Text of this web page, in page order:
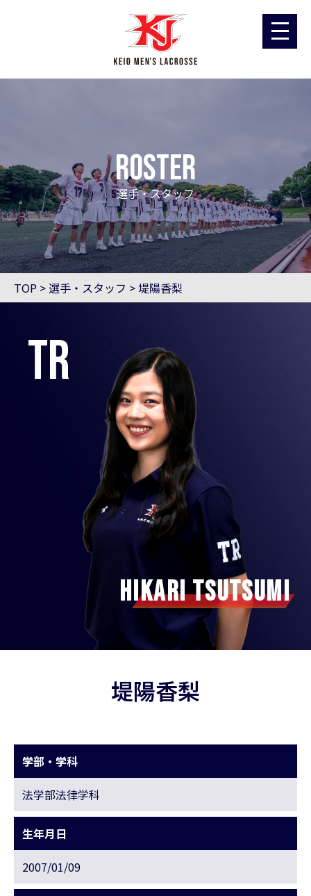
ROSTER
選手・スタッフ
TOP > 選手・スタッフ >堤陽香梨
TR
Hikari Tsutsumi
堤陽香梨
学部・学科
法学部法律学科
生年月日
2007/01/09